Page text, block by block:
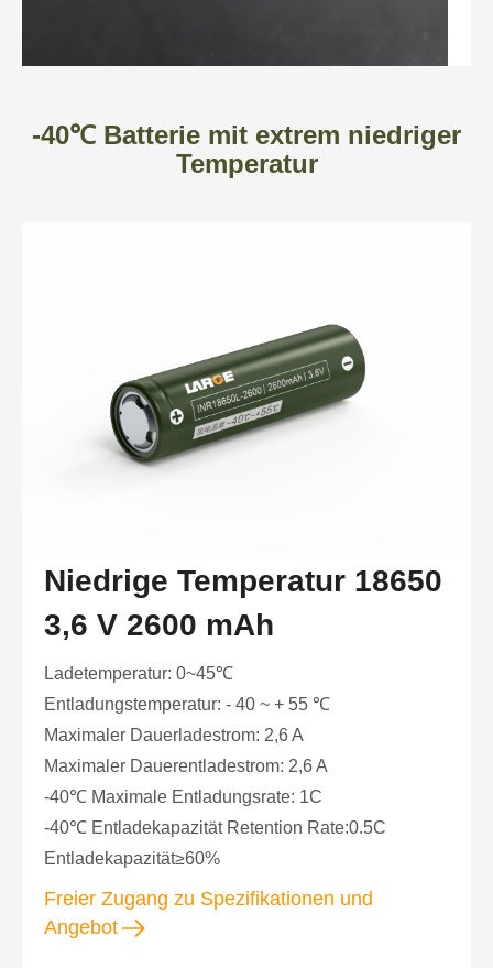
-40℃ Batterie mit extrem niedriger
Temperatur
Niedrige Temperatur 18650
3,6 V 2600 mAh
Ladetemperatur: 0~45℃
Entladungstemperatur: - 40 ~ + 55 ℃
Maximaler Dauerladestrom: 2,6 A
Maximaler Dauerentladestrom: 2,6 A
-40℃ Maximale Entladungsrate: 1C
-40℃ Entladekapazität Retention Rate:0.5C
Entladekapazität≥60%
Freier Zugang zu Spezifikationen und
Angebot